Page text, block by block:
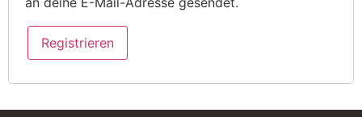
Registrieren